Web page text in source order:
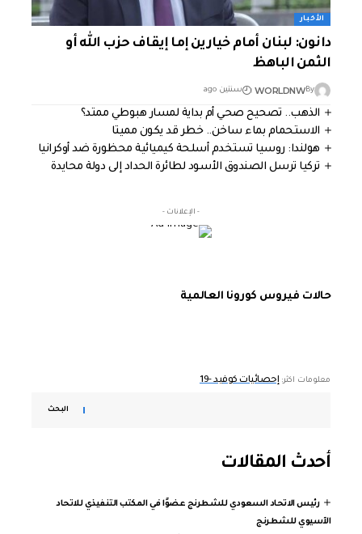
الأخبار
دانون: لبنان أمام خيارين إما إيقاف حزب الله أو
الثمن الباهظ
By
WORLDNW سنتين ago
الذهب.. تصحيح صحي أم بداية لمسار هبوطي ممتد؟
الاستحمام بماء ساخن.. خطر قد يكون مميتا
هولندا: روسيا تستخدم أسلحة كيميائية محظورة ضد أوكرانيا
تركيا ترسل الصندوق الأسود لطائرة الحداد إلى دولة محايدة
- الإعلانات -
حالات فيروس كورونا العالمية
معلومات اكثر: إحصائيات كوفيد -19
البحث
أحدث المقالات
رئيس الاتحاد السعودي للشطرنج عضوًا في المكتب التنفيذي للاتحاد
الآسيوي للشطرنج